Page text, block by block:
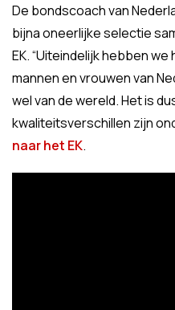
De bondscoach van
bijna oneerlijke selectie
EK. “Uiteindelijk hebben
mannen en vrouwen van
wel van de wereld. Het is
kwaliteitsverschillen zijn
naar het EK.